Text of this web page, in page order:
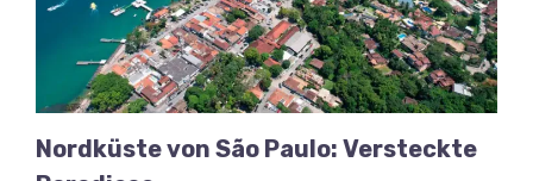
Nordküste von São Paulo: Versteckte